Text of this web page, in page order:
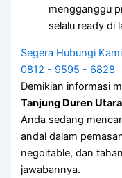
mengganggu
selalu ready di
Segera Hubungi Kami
0812 - 9595 - 6828
Demikian informasi
Tanjung Duren
Anda sedang
andal dalam
negoitable, dan
jawabannya.